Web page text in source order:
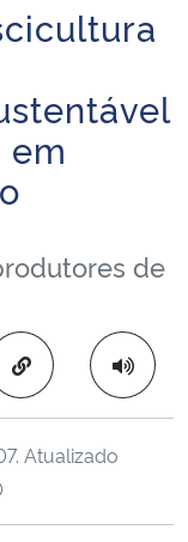
em
de
Copiar para área
. Atualizado